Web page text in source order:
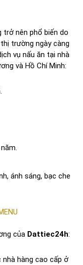
nên phổ biến do
trường ngày càng
vụ nấu ăn tại nhà
và Hồ Chí Minh:
ánh sáng, bạc che
của Dattiec24h:
hàng cao cấp ở